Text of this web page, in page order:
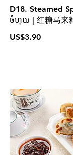
D18. Steamed
ចំហុយ | 红糖马来
US$3.90